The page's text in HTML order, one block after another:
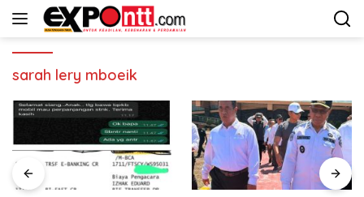
Langsung
sarah lery mboeik